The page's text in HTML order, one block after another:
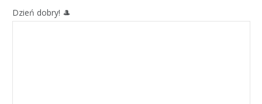
Dzień dobry! 🎩